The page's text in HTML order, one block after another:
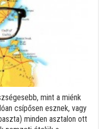
mint a miénk
csípősen esznek, vagy
minden asztalon ott